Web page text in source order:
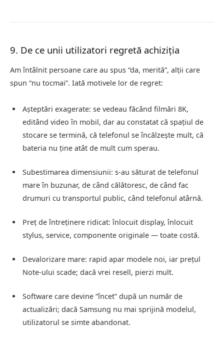
9. De ce unii utilizatori regretă achiziția
Am întâlnit persoane care au spus “da, merită”, alții care
spun “nu tocmai”. Iată motivele lor de regret:
Așteptări exagerate: se vedeau făcând filmări 8K,
editând video în mobil, dar au constatat că spațiul de
stocare se termină, că telefonul se încălzește mult, că
bateria nu ține atât de mult cum sperau.
Subestimarea dimensiunii: s‑au săturat de telefonul
mare în buzunar, de când călătoresc, de când fac
drumuri cu transportul public, când telefonul atârnă.
Preț de întreținere ridicat: înlocuit display, înlocuit
stylus, service, componente originale — toate costă.
Devalorizare mare: rapid apar modele noi, iar prețul
Note‑ului scade; dacă vrei resell, pierzi mult.
Software care devine “încet” după un număr de
actualizări; dacă Samsung nu mai sprijină modelul,
utilizatorul se simte abandonat.